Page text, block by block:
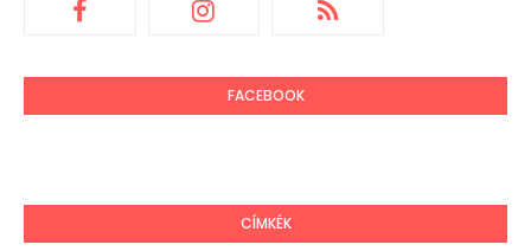
FACEBOOK
CÍMKÉK